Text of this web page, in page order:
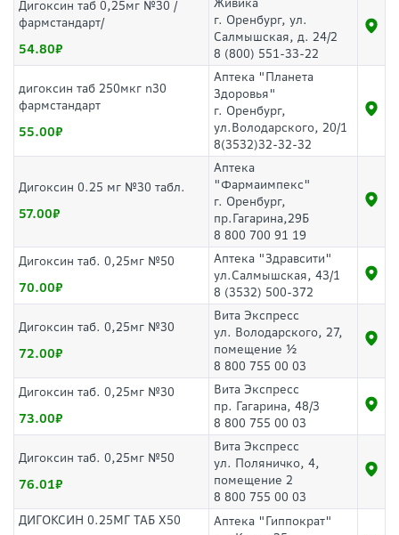
Дигоксин таб 0,25мг №30 /
фармстандарт/
54.80
Живика
г. Оренбург, ул.
Салмышская, д. 24/2
8 (800) 551-33-22
дигоксин таб 250мкг n30
фармстандарт
55.00
Аптека "Планета
Здоровья"
г. Оренбург,
ул.Володарского, 20/1
8(3532)32-32-32
Дигоксин 0.25 мг №30 табл.
57.00
Аптека
"Фармаимпекс"
г. Оренбург,
пр.Гагарина,29Б
8 800 700 91 19
Дигоксин таб. 0,25мг №50
70.00
Аптека "Здравсити"
ул.Салмышская, 43/1
8 (3532) 500-372
Дигоксин таб. 0,25мг №30
72.00
Вита Экспресс
ул. Володарского, 27,
помещение ½
8 800 755 00 03
Дигоксин таб. 0,25мг №30
73.00
Вита Экспресс
пр. Гагарина, 48/3
8 800 755 00 03
Дигоксин таб. 0,25мг №50
76.01
Вита Экспресс
ул. Поляничко, 4,
помещение 2
8 800 755 00 03
ДИГОКСИН 0.25МГ ТАБ Х50
Аптека "Гиппократ"